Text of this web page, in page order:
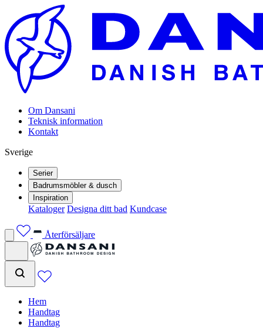
Om Dansani
Teknisk information
Kontakt
Sverige
Serier
Badrumsmöbler & dusch
Inspiration
Kataloger Designa ditt bad Kundcase
Återförsäljare
Hem
Handtag
Handtag